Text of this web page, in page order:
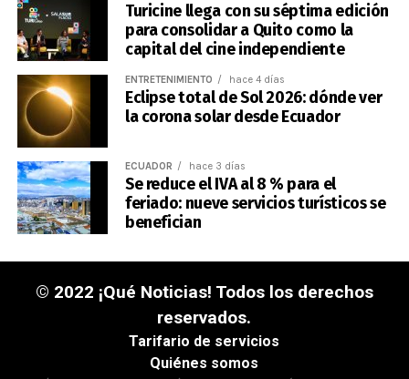
Turicine llega con su séptima edición
para consolidar a Quito como la
capital del cine independiente
ENTRETENIMIENTO hace 4 días
Eclipse total de Sol 2026: dónde ver
la corona solar desde Ecuador
ECUADOR hace 3 días
Se reduce el IVA al 8 % para el
feriado: nueve servicios turísticos se
benefician
© 2022 ¡Qué Noticias! Todos los derechos
reservados.
Tarifario de servicios
Quiénes somos